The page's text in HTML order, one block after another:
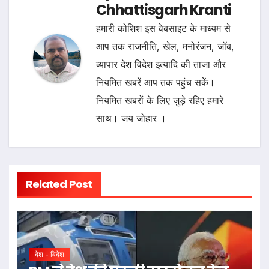
Chhattisgarh Kranti
हमारी कोशिश इस वेबसाइट के माध्यम से
आप तक राजनीति, खेल, मनोरंजन, जॉब,
व्यापार देश विदेश इत्यादि की ताजा और
नियमित खबरें आप तक पहुंच सकें।
नियमित खबरों के लिए जुड़े रहिए हमारे
साथ। जय जोहार ।
Related Post
देश - विदेश